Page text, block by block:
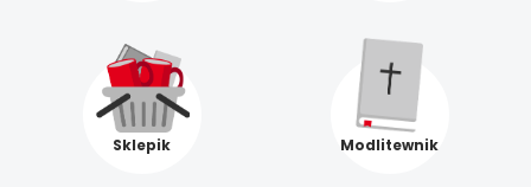
Sklepik Modlitewnik